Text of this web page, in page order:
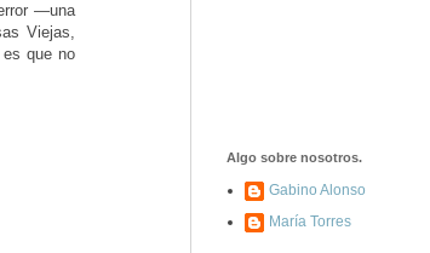
—una
Viejas,
es que no
Algo sobre nosotros.
Gabino Alonso
María Torres